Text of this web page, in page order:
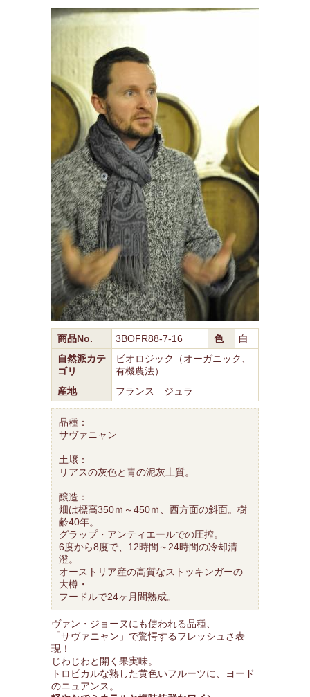
商品No. 3BOFR88-7-16 色
白
自然派カテ
ゴリ
ビオロジック（オーガニック、
有機農法）
産地
フランス ジュラ
品種：
サヴァニャン
土壌：
リアスの灰色と青の泥灰土質。
醸造：
畑は標高350ｍ～450ｍ、西方面の斜面。樹
齢40年。
グラップ・アンティエールでの圧搾。
6度から8度で、12時間～24時間の冷却清
澄。
オーストリア産の高質なストッキンガーの
大樽・
フードルで24ヶ月間熟成。
ヴァン・ジョーヌにも使われる品種、
「サヴァニャン」で驚愕するフレッシュさ表
現！
じわじわと開く果実味。
トロピカルな熟した黄色いフルーツに、ヨード
のニュアンス。